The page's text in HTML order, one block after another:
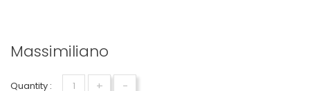
Massimiliano
Quantity : + -